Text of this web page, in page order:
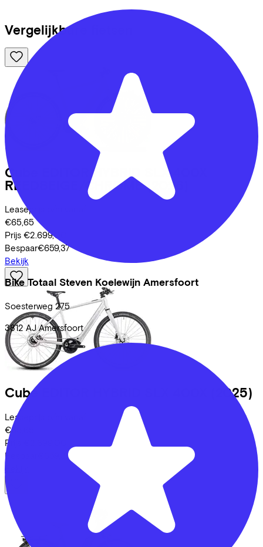
Bike Totaal Steven Koelewijn Amersfoort
Soesterweg 275
3812 AJ Amersfoort
Vergelijkbare fietsen
Cube
EDITOR HYBRID SLX 400X
REEDBEIGE/CHROME (2026)
Leaseprijs p/m vanaf
€65,65
Prijs €2.699,00
Bespaar€659,37
Bekijk
Cube (2025)
Leaseprijs p/m vanaf
€65,65
Prijs
Bespaar
€659,37
Bekijk